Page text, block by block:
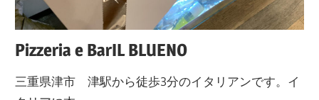
Pizzeria e BarIL BLUENO
三重県津市 津駅から徒歩3分のイタリアンです。イ